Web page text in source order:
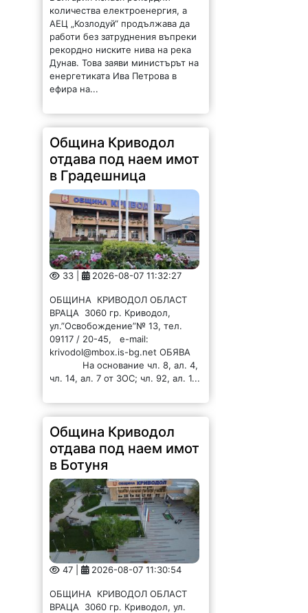
количества електроенергия, а
АЕЦ „Козлодуй“ продължава да
работи без затруднения въпреки
рекордно ниските нива на река
Дунав. Това заяви министърът на
енергетиката Ива Петрова в
ефира на...
Община Криводол
отдава под наем имот
в Градешница
33 | 2026-08-07 11:32:27
ОБЩИНА КРИВОДОЛ ОБЛАСТ
ВРАЦА 3060 гр. Криводол,
ул.”Освобождение”№ 13, тел.
09117 / 20-45, e-mail:
krivodol@mbox.is-bg.net ОБЯВА
На основание чл. 8, ал. 4,
чл. 14, ал. 7 от ЗОС; чл. 92, ал. 1...
Община Криводол
отдава под наем имот
в Ботуня
47 | 2026-08-07 11:30:54
ОБЩИНА КРИВОДОЛ ОБЛАСТ
ВРАЦА 3060 гр. Криводол, ул.